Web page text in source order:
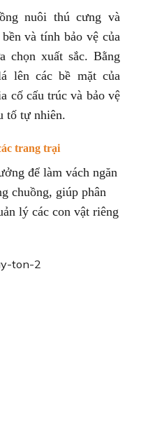
nuôi thú cưng và
và tính bảo vệ của
xuất sắc. Bằng
lên các bề mặt của
cố cấu trúc và bảo vệ
tố tự nhiên.
trang trại
để làm vách ngăn
chuồng, giúp phân
lý các con vật riêng